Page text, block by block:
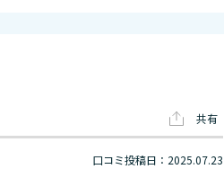
共有
口コミ投稿日：2025.07.23